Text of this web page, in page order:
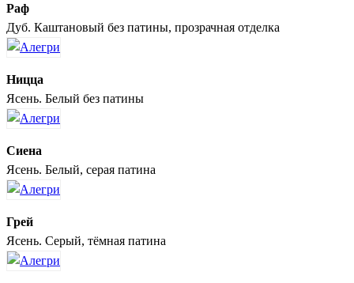
Раф
Дуб. Каштановый без патины, прозрачная отделка
Ницца
Ясень. Белый без патины
Сиена
Ясень. Белый, серая патина
Грей
Ясень. Серый, тёмная патина